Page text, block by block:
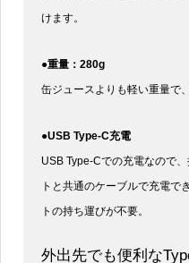
けます。
●重量：280g
缶ジュースよりも軽い重量で
●USB Type-C充電
USB Type-Cでの充電なので
トと共通のケーブルで充電で
トの持ち運びが不要。
外出先でも便利な